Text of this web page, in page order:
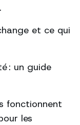
et ce qui
: un guide
fonctionnent
les